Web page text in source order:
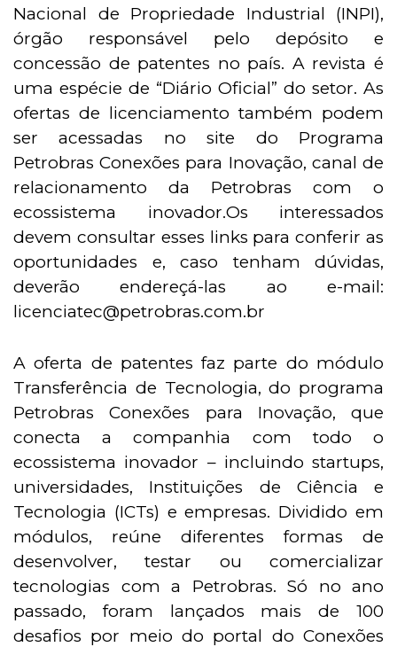
Nacional de Propriedade Industrial (INPI),
órgão responsável pelo depósito e
concessão de patentes no país. A revista é
uma espécie de “Diário Oficial” do setor. As
ofertas de licenciamento também podem
ser acessadas no site do Programa
Petrobras Conexões para Inovação, canal de
relacionamento da Petrobras com o
ecossistema inovador.Os interessados
devem consultar esses links para conferir as
oportunidades e, caso tenham dúvidas,
deverão endereçá-las ao e-mail:
licenciatec@petrobras.com.br
A oferta de patentes faz parte do módulo
Transferência de Tecnologia, do programa
Petrobras Conexões para Inovação, que
conecta a companhia com todo o
ecossistema inovador – incluindo startups,
universidades, Instituições de Ciência e
Tecnologia (ICTs) e empresas. Dividido em
módulos, reúne diferentes formas de
desenvolver, testar ou comercializar
tecnologias com a Petrobras. Só no ano
passado, foram lançados mais de 100
desafios por meio do portal do Conexões